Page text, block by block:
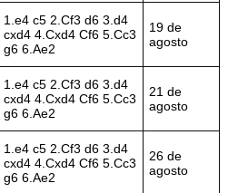
1.e4 c5 2.Cf3 d6 3.d4
cxd4 4.Cxd4 Cf6 5.Cc3
g6 6.Ae2
19 de
agosto
1.e4 c5 2.Cf3 d6 3.d4
cxd4 4.Cxd4 Cf6 5.Cc3
g6 6.Ae2
21 de
agosto
1.e4 c5 2.Cf3 d6 3.d4
cxd4 4.Cxd4 Cf6 5.Cc3
g6 6.Ae2
26 de
agosto